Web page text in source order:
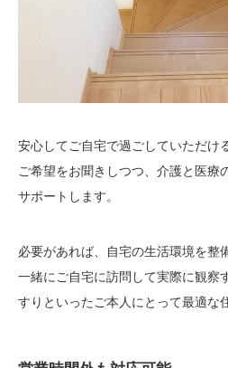
安心してご自宅で過ごしていただけ
ご希望をお聞きしつつ、介護と医療
サポートします。
必要があれば、自宅の生活環境を整
一緒にご自宅に訪問して実際に観察
すりといったご本人にとって最適な